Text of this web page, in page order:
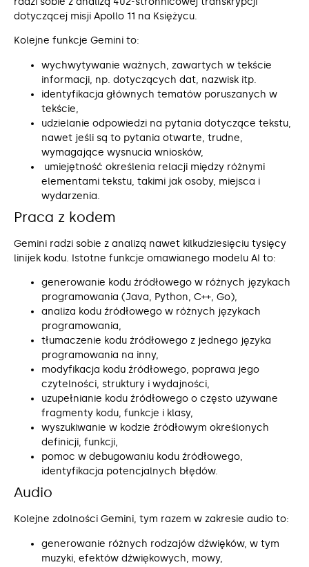
dotyczącej misji Apollo 11 na Księżycu.
Kolejne funkcje Gemini to:
wychwytywanie ważnych, zawartych w tekście
informacji, np. dotyczących dat, nazwisk itp.
identyfikacja głównych tematów poruszanych w
tekście,
udzielanie odpowiedzi na pytania dotyczące tekstu,
nawet jeśli są to pytania otwarte, trudne,
wymagające wysnucia wniosków,
umiejętność określenia relacji między różnymi
elementami tekstu, takimi jak osoby, miejsca i
wydarzenia.
Praca z kodem
Gemini radzi sobie z analizą nawet kilkudziesięciu tysięcy
linijek kodu. Istotne funkcje omawianego modelu AI to:
generowanie kodu źródłowego w różnych językach
programowania (Java, Python, C++, Go),
analiza kodu źródłowego w różnych językach
programowania,
tłumaczenie kodu źródłowego z jednego języka
programowania na inny,
modyfikacja kodu źródłowego, poprawa jego
czytelności, struktury i wydajności,
uzupełnianie kodu źródłowego o często używane
fragmenty kodu, funkcje i klasy,
wyszukiwanie w kodzie źródłowym określonych
definicji, funkcji,
pomoc w debugowaniu kodu źródłowego,
identyfikacja potencjalnych błędów.
Audio
Kolejne zdolności Gemini, tym razem w zakresie audio to:
generowanie różnych rodzajów dźwięków, w tym
muzyki, efektów dźwiękowych, mowy,